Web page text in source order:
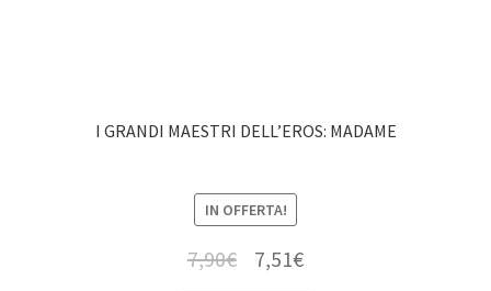
I GRANDI MAESTRI DELL’EROS: MADAME
IN OFFERTA!
7,90€ 7,51€